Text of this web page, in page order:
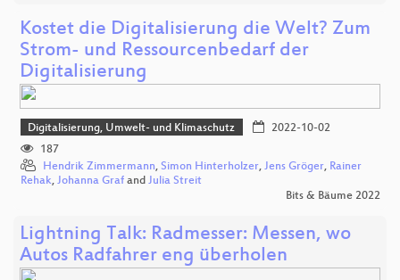
Kostet die Digitalisierung die Welt? Zum
Strom- und Ressourcenbedarf der
Digitalisierung
Digitalisierung, Umwelt- und Klimaschutz
2022-10-02
187
Hendrik Zimmermann, Simon Hinterholzer, Jens Gröger, Rainer
Rehak, Johanna Graf and Julia Streit
Bits & Bäume 2022
Lightning Talk: Radmesser: Messen, wo
Autos Radfahrer eng überholen